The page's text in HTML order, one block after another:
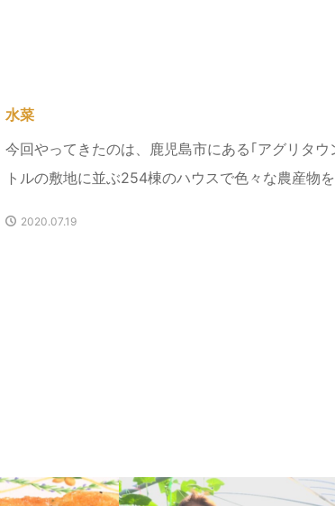
水菜
今回やってきたのは、鹿児島市にある｢アグリタ
トルの敷地に並ぶ254棟のハウスで色々な農産物
2020.07.19